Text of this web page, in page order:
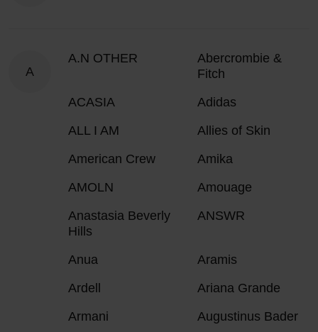
A
A.N OTHER
Abercrombie &
Fitch
ACASIA
Adidas
ALL I AM
Allies of Skin
American Crew
Amika
AMOLN
Amouage
Anastasia Beverly
Hills
ANSWR
Anua
Aramis
Ardell
Ariana Grande
Armani
Augustinus Bader